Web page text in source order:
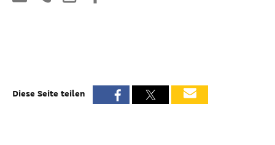
Diese Seite teilen